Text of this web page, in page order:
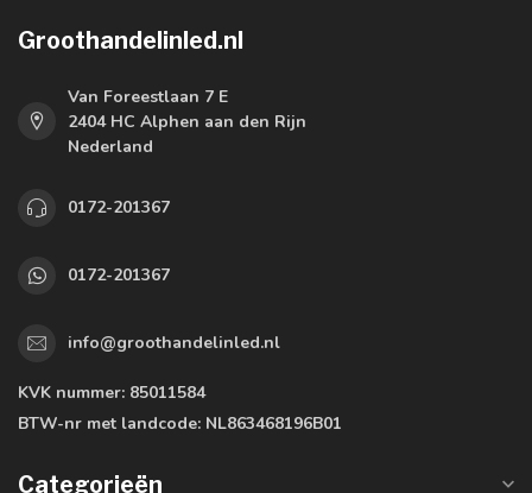
Groothandelinled.nl
Van Foreestlaan 7 E
2404 HC Alphen aan den Rijn
Nederland
0172-201367
0172-201367
info@groothandelinled.nl
KVK nummer: 85011584
BTW-nr met landcode: NL863468196B01
Categorieën